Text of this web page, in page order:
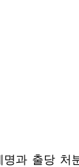
과 출당 처